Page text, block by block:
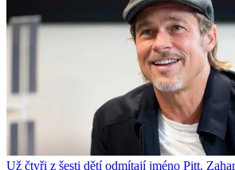
Už čtyři z šesti dětí odmítají jméno Pitt.